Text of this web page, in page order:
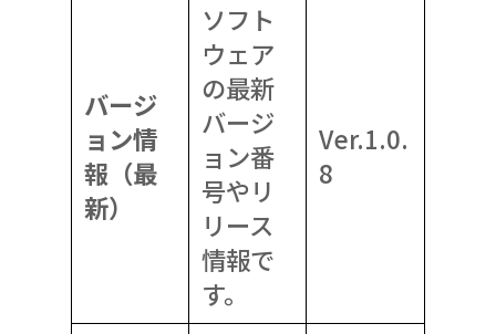
バージ
ョン情
報（最
新）
ソフト
ウェア
の最新
バージ
ョン番
号やリ
リース
情報で
す。
Ver.1.0.
8